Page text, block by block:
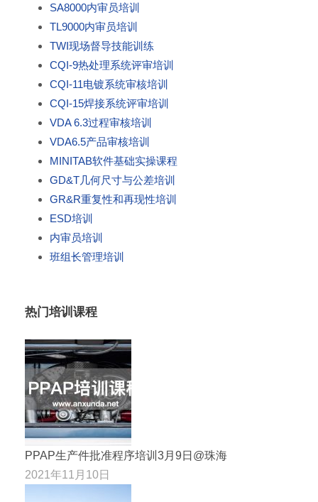
SA8000内审员培训
TL9000内审员培训
TWI现场督导技能训练
CQI-9热处理系统评审培训
CQI-11电镀系统审核培训
CQI-15焊接系统评审培训
VDA 6.3过程审核培训
VDA6.5产品审核培训
MINITAB软件基础实操课程
GD&T几何尺寸与公差培训
GR&R重复性和再现性培训
ESD培训
内审员培训
班组长管理培训
热门培训课程
PPAP生产件批准程序培训3月9日@珠海
2021年11月10日